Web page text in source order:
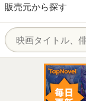
販売元から探す